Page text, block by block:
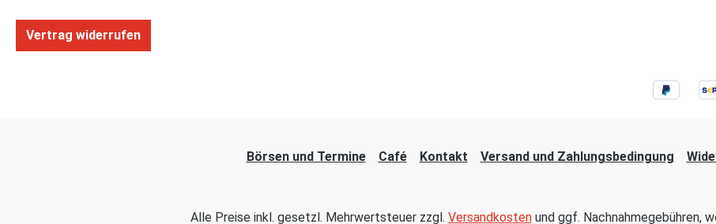
Vertrag widerrufen
Börsen und Termine Café Kontakt Versand und Zahlungsbedingung
Alle Preise inkl. gesetzl. Mehrwertsteuer zzgl. Versandkostenund ggf. Nachnahmegebühren,